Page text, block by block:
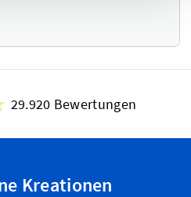
29.920 Bewertungen
Kreationen